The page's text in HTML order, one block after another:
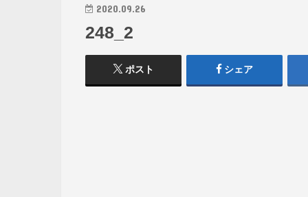
2020.09.26
248_2
ポスト シェア